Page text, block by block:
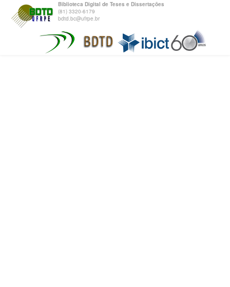
Biblioteca Digital de Teses e Dissertações
(81) 3320-6179
bdtd.bc@ufrpe.br